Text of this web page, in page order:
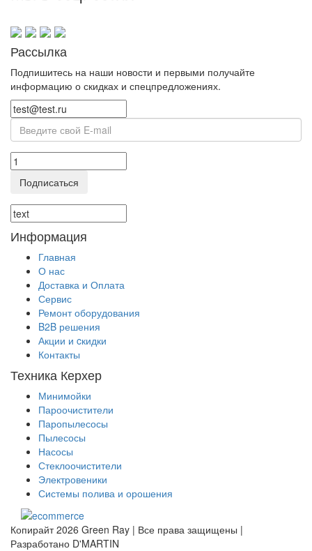
Рассылка
Подпишитесь на наши новости и первыми получайте
информацию о скидках и спецпредложениях.
Подписаться
Информация
Главная
О нас
Доставка и Оплата
Сервис
Ремонт оборудования
B2B решения
Акции и cкидки
Контакты
Техника Керхер
Минимойки
Пароочистители
Паропылесосы
Пылесосы
Насосы
Стеклоочистители
Электровеники
Системы полива и орошения
Копирайт 2026 Green Ray | Все права защищены |
Разработано D'MARTIN